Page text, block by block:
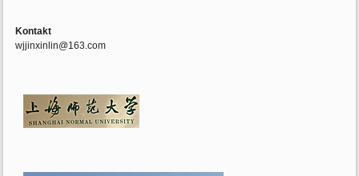
Kontakt
wjjinxinlin@163.com